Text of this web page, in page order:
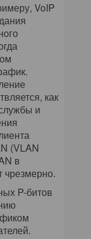
VoIP
как
и
(VLAN
в
чрезмерно.
P-битов